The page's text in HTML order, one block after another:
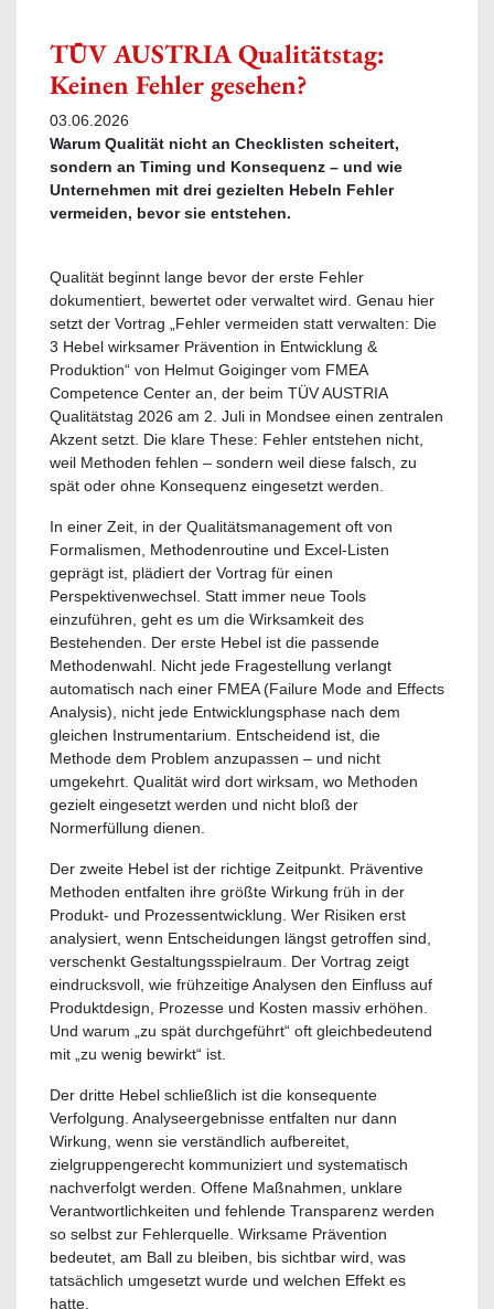
TÜV AUSTRIA Qualitätstag:
Keinen Fehler gesehen?
03.06.2026
Warum Qualität nicht an Checklisten scheitert,
sondern an Timing und Konsequenz – und wie
Unternehmen mit drei gezielten Hebeln Fehler
vermeiden, bevor sie entstehen.
Qualität beginnt lange bevor der erste Fehler
dokumentiert, bewertet oder verwaltet wird. Genau hier
setzt der Vortrag „Fehler vermeiden statt verwalten: Die
3 Hebel wirksamer Prävention in Entwicklung &
Produktion“ von Helmut Goiginger vom FMEA
Competence Center an, der beim TÜV AUSTRIA
Qualitätstag 2026 am 2. Juli in Mondsee einen zentralen
Akzent setzt. Die klare These: Fehler entstehen nicht,
weil Methoden fehlen – sondern weil diese falsch, zu
spät oder ohne Konsequenz eingesetzt werden.
In einer Zeit, in der Qualitätsmanagement oft von
Formalismen, Methodenroutine und Excel-Listen
geprägt ist, plädiert der Vortrag für einen
Perspektivenwechsel. Statt immer neue Tools
einzuführen, geht es um die Wirksamkeit des
Bestehenden. Der erste Hebel ist die passende
Methodenwahl. Nicht jede Fragestellung verlangt
automatisch nach einer FMEA (Failure Mode and Effects
Analysis), nicht jede Entwicklungsphase nach dem
gleichen Instrumentarium. Entscheidend ist, die
Methode dem Problem anzupassen – und nicht
umgekehrt. Qualität wird dort wirksam, wo Methoden
gezielt eingesetzt werden und nicht bloß der
Normerfüllung dienen.
Der zweite Hebel ist der richtige Zeitpunkt. Präventive
Methoden entfalten ihre größte Wirkung früh in der
Produkt- und Prozessentwicklung. Wer Risiken erst
analysiert, wenn Entscheidungen längst getroffen sind,
verschenkt Gestaltungsspielraum. Der Vortrag zeigt
eindrucksvoll, wie frühzeitige Analysen den Einfluss auf
Produktdesign, Prozesse und Kosten massiv erhöhen.
Und warum „zu spät durchgeführt“ oft gleichbedeutend
mit „zu wenig bewirkt“ ist.
Der dritte Hebel schließlich ist die konsequente
Verfolgung. Analyseergebnisse entfalten nur dann
Wirkung, wenn sie verständlich aufbereitet,
zielgruppengerecht kommuniziert und systematisch
nachverfolgt werden. Offene Maßnahmen, unklare
Verantwortlichkeiten und fehlende Transparenz werden
so selbst zur Fehlerquelle. Wirksame Prävention
bedeutet, am Ball zu bleiben, bis sichtbar wird, was
tatsächlich umgesetzt wurde und welchen Effekt es
hatte.